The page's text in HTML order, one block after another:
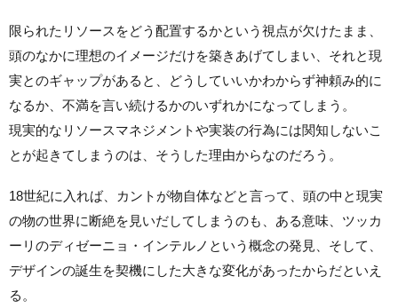
限られたリソースをどう配置するかという視点が欠けたまま、
頭のなかに理想のイメージだけを築きあげてしまい、それと現
実とのギャップがあると、どうしていいかわからず神頼み的に
なるか、不満を言い続けるかのいずれかになってしまう。
現実的なリソースマネジメントや実装の行為には関知しないこ
とが起きてしまうのは、そうした理由からなのだろう。
18世紀に入れば、カントが物自体などと言って、頭の中と現実
の物の世界に断絶を見いだしてしまうのも、ある意味、ツッカ
ーリのディゼーニョ・インテルノという概念の発見、そして、
デザインの誕生を契機にした大きな変化があったからだといえ
る。